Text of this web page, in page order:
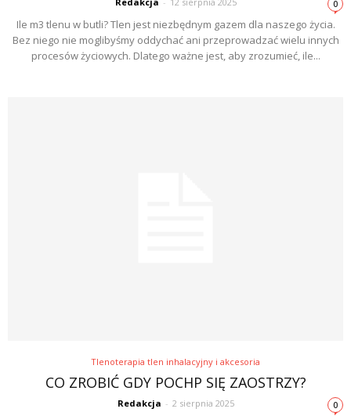
0
Ile m3 tlenu w butli? Tlen jest niezbędnym gazem dla naszego życia.
Bez niego nie moglibyśmy oddychać ani przeprowadzać wielu innych
procesów życiowych. Dlatego ważne jest, aby zrozumieć, ile...
Tlenoterapia tlen inhalacyjny i akcesoria
CO ZROBIĆ GDY POCHP SIĘ ZAOSTRZY?
Redakcja - 2 sierpnia 2025 0